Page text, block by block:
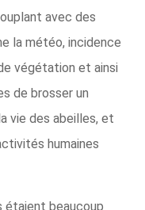
avec des
la météo, incidence
végétation et ainsi
de brosser un
vie des abeilles, et
humaines
beaucoup